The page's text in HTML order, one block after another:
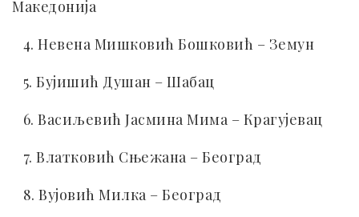
Македонија
4. Невена Мишковић Бошковић – Земун
5. Бујишић Душан – Шабац
6. Васиљевић Јасмина Мима – Крагујевац
7. Влатковић Сњежана – Београд
8. Вујовић Милка – Београд